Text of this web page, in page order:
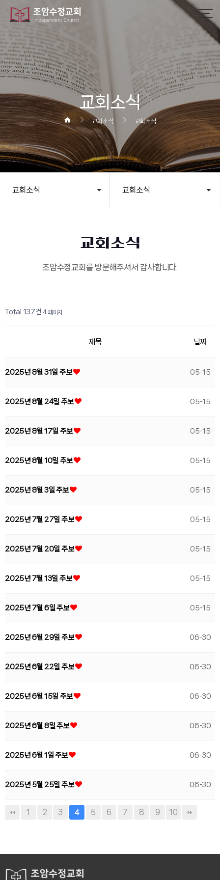
교회소식
교회소식 교회소식
교회소식 교회소식
교회소식
조암수정교회를 방문해주셔서 감사합니다.
Total 137건 4 페이지
제목 날짜
2025년 8월 31일 주보 05-15
2025년 8월 24일 주보 05-15
2025년 8월 17일 주보 05-15
2025년 8월 10일 주보 05-15
2025년 8월 3일 주보 05-15
2025년 7월 27일 주보 05-15
2025년 7월 20일 주보 05-15
2025년 7월 13일 주보 05-15
2025년 7월 6일 주보 05-15
2025년 6월 29일 주보 06-30
2025년 6월 22일 주보 06-30
2025년 6월 15일 주보 06-30
2025년 6월 8일 주보 06-30
2025년 6월 1일 주보 06-30
2025년 5월 25일 주보 06-30
1 2 3 4 5 6 7 8 9 10